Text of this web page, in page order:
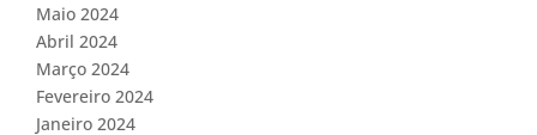
Maio 2024
Abril 2024
Março 2024
Fevereiro 2024
Janeiro 2024